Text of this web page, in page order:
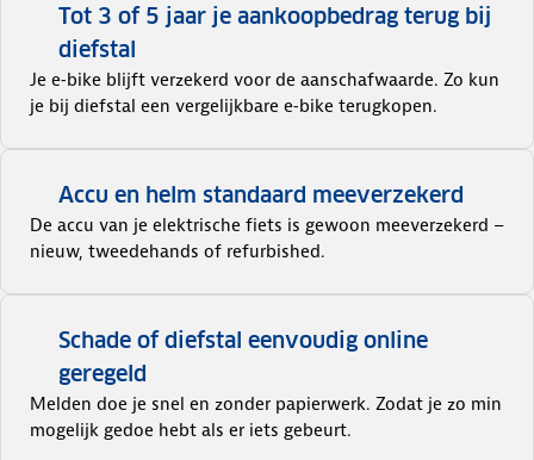
Tot 3 of 5 jaar je aankoopbedrag terug bij
diefstal
Je e‑bike blijft verzekerd voor de aanschafwaarde. Zo kun
je bij diefstal een vergelijkbare e‑bike terugkopen.
Accu en helm standaard meeverzekerd
De accu van je elektrische fiets is gewoon meeverzekerd –
nieuw, tweedehands of refurbished.
Schade of diefstal eenvoudig online
geregeld
Melden doe je snel en zonder papierwerk. Zodat je zo min
mogelijk gedoe hebt als er iets gebeurt.